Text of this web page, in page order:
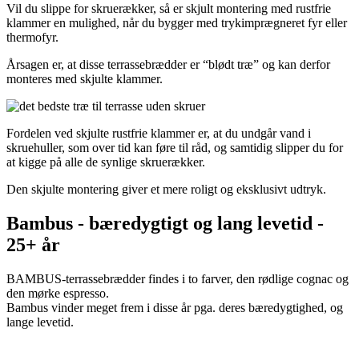
Vil du slippe for skruerækker, så er skjult montering med rustfrie
klammer en mulighed, når du bygger med trykimprægneret fyr eller
thermofyr.
Årsagen er, at disse terrassebrædder er “blødt træ” og kan derfor
monteres med skjulte klammer.
Fordelen ved skjulte rustfrie klammer er, at du undgår vand i
skruehuller, som over tid kan føre til råd, og samtidig slipper du for
at kigge på alle de synlige skruerækker.
Den skjulte montering giver et mere roligt og eksklusivt udtryk.
Bambus - bæredygtigt og lang levetid -
25+ år
BAMBUS-terrassebrædder findes i to farver, den rødlige cognac og
den mørke espresso.
Bambus vinder meget frem i disse år pga. deres bæredygtighed, og
lange levetid.